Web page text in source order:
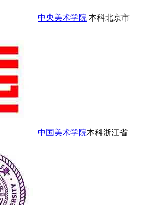
中央美术学院 本科北京市
中国美术学院本科浙江省